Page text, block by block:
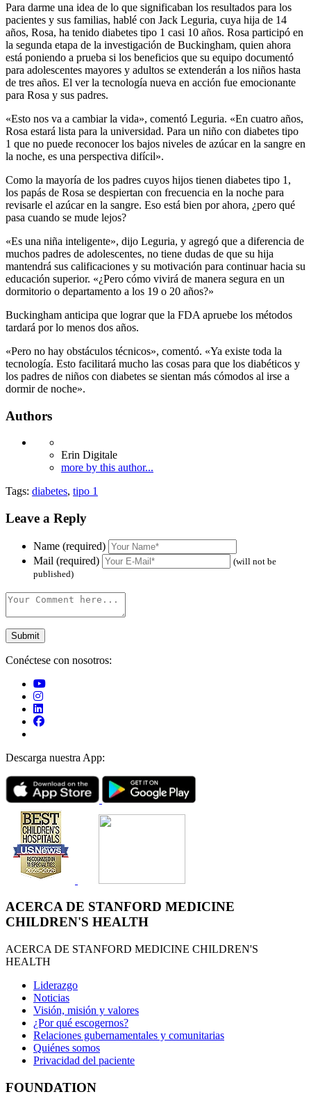
Para darme una idea de lo que significaban los resultados para los
pacientes y sus familias, hablé con Jack Leguria, cuya hija de 14
años, Rosa, ha tenido diabetes tipo 1 casi 10 años. Rosa participó en
la segunda etapa de la investigación de Buckingham, quien ahora
está poniendo a prueba si los beneficios que su equipo documentó
para adolescentes mayores y adultos se extenderán a los niños hasta
de tres años. El ver la tecnología nueva en acción fue emocionante
para Rosa y sus padres.
«Esto nos va a cambiar la vida», comentó Leguria. «En cuatro años,
Rosa estará lista para la universidad. Para un niño con diabetes tipo
1 que no puede reconocer los bajos niveles de azúcar en la sangre en
la noche, es una perspectiva difícil».
Como la mayoría de los padres cuyos hijos tienen diabetes tipo 1,
los papás de Rosa se despiertan con frecuencia en la noche para
revisarle el azúcar en la sangre. Eso está bien por ahora, ¿pero qué
pasa cuando se mude lejos?
«Es una niña inteligente», dijo Leguria, y agregó que a diferencia de
muchos padres de adolescentes, no tiene dudas de que su hija
mantendrá sus calificaciones y su motivación para continuar hacia su
educación superior. «¿Pero cómo vivirá de manera segura en un
dormitorio o departamento a los 19 o 20 años?»
Buckingham anticipa que lograr que la FDA apruebe los métodos
tardará por lo menos dos años.
«Pero no hay obstáculos técnicos», comentó. «Ya existe toda la
tecnología. Esto facilitará mucho las cosas para que los diabéticos y
los padres de niños con diabetes se sientan más cómodos al irse a
dormir de noche».
Authors
Erin Digitale
more by this author...
Tags: diabetes, tipo 1
Leave a Reply
Name (required)
Mail (required)
(will not be
published)
Conéctese con nosotros:
Descarga nuestra App:
ACERCA DE STANFORD MEDICINE
CHILDREN'S HEALTH
ACERCA DE STANFORD MEDICINE CHILDREN'S
HEALTH
Liderazgo
Noticias
Visión, misión y valores
¿Por qué escogernos?
Relaciones gubernamentales y comunitarias
Quiénes somos
Privacidad del paciente
FOUNDATION